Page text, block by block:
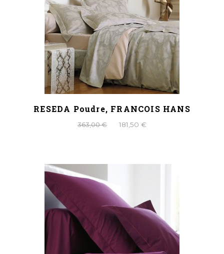
RESEDA Poudre, FRANCOIS HANS
363,00 € 181,50 €